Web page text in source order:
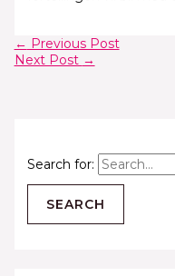
Search for:
← Previous Post
Next Post →